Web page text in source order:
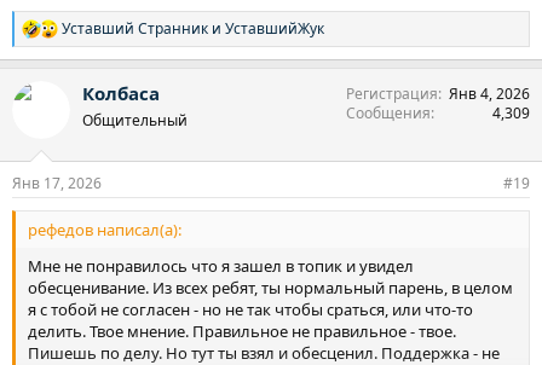
Р
е
к
Уставший Странник и УставшийЖук
Колбаса
Общительный
Регистрация Янв 4, 2026
Сообщения
4,309
Янв 17, 2026 #19
рефедов написал(а):
Мне не понравилось что я зашел в топик и увидел
обесценивание. Из всех ребят, ты нормальный парень, в целом
я с тобой не согласен - но не так чтобы сраться, или что-то
делить. Твое мнение. Правильное не правильное - твое.
Пишешь по делу. Но тут ты взял и обесценил. Поддержка - не